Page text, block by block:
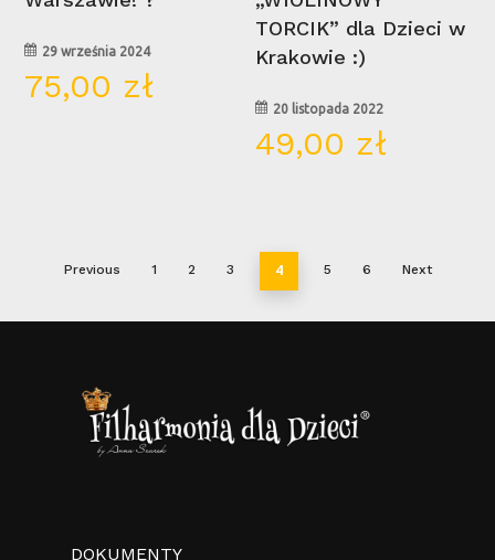
29 września 2024
75,00 zł
TORCIK” dla Dzieci w
Krakowie :)
20 listopada 2022
49,00 zł
Previous 1 2 3 4 5 6 Next
DOKUMENTY